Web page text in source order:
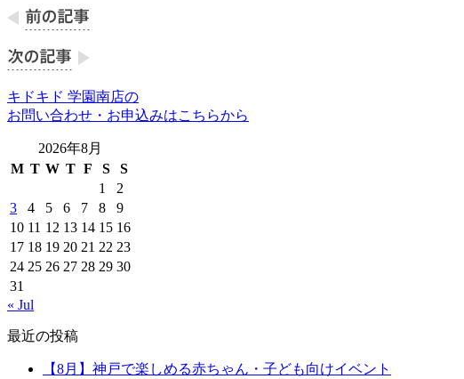
キドキド 学園南店の
お問い合わせ・お申込みはこちらから
2026年8月
M T W T F S
S
1
2
3
4 5 6 7 8
9
10 11 12 13 14 15 16
17 18 19 20 21 22 23
24 25 26 27 28 29 30
31
« Jul
最近の投稿
【8月】神戸で楽しめる赤ちゃん・子ども向けイベント